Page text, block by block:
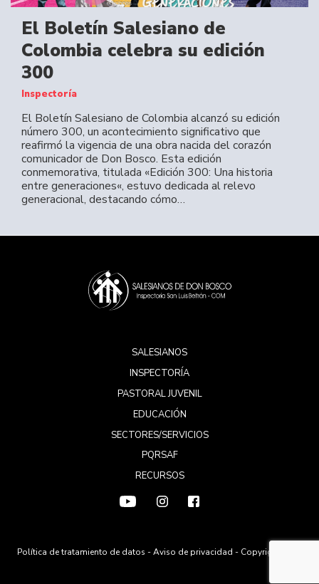
El Boletín Salesiano de
Colombia celebra su edición
300
Inspectoría
El Boletín Salesiano de Colombia alcanzó su edición
número 300, un acontecimiento significativo que
reafirmó la vigencia de una obra nacida del corazón
comunicador de Don Bosco. Esta edición
conmemorativa, titulada «Edición 300: Una historia
entre generaciones«, estuvo dedicada al relevo
generacional, destacando cómo…
SALESIANOS
INSPECTORÍA
PASTORAL JUVENIL
EDUCACIÓN
SECTORES/SERVICIOS
PQRSAF
RECURSOS
Política de tratamiento de datos -Aviso de privacidad - Copyright 2026